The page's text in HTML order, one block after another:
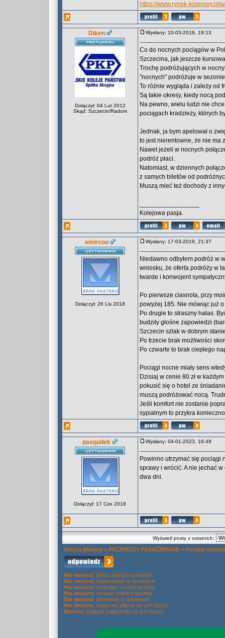
https://www.rynek-
Diken
Dołączył: 04 Lut 2012
Skąd: Szczecin/Radom
Wysłany: 10-03-2019, 19:13
Co do nocnych pociągów w
Szczecina, jak jeszcze
Trochę podróżujących w
"nocnych" podróżuje w
To różnie wygląda i zależy od
Są takie okresy, kiedy nocą
Na pewno, wielu ludzi nie
pociągach kradzieży, których
Jednak, ja bym apelował o
to jest nierentowne, że nie ma
Nawet jeżeli w nocnych
podróż płaci.
Natomiast, w dziennych
z samych biletów od
Muszą mieć też dochody z
Kolejowa pasja.
emircoo
Dołączył: 26 Lis 2018
Wysłany: 17-03-2019, 21:37
Niedawno odbyłem podróż w
wniosku, że oferta podróży w
twarde i konwojent
Po pierwsze ciasnota, przy
powyżej 185. Nie mówiąc już o
Po drugie to straszny hałas.
budziły głośne zapowiedzi
Szczecin szlak w dobrym
Po trzecie brak możliwości
Po czwarte to brak ciepłego
Pociągi nocne miały sens
Dzisiaj w cenie 80 zł w
pokusić się o hotel ze
muszą podróżować nocą.
Jeśli komfort nie zostanie
sypialnym to przykra
pasqudek
Dołączył: 17 Cze 2018
Wysłany: 04-01-2023, 16:49
Powinno utrzymać się pociągi
sprawy i wrócić. A nie jechać
dwa dni.
Wyświetl posty z ostatnich:
Strona główna » PRZEWOZY PASAŻERSKIE » Pociągi
Nie możesz pisać nowych tematów
Nie możesz odpowiadać w tematach
Nie możesz zmieniać swoich postów
Nie możesz usuwać swoich postów
Nie możesz głosować w ankietach
Nie możesz załączać plików na tym forum
Możesz ściągać załączniki na tym forum